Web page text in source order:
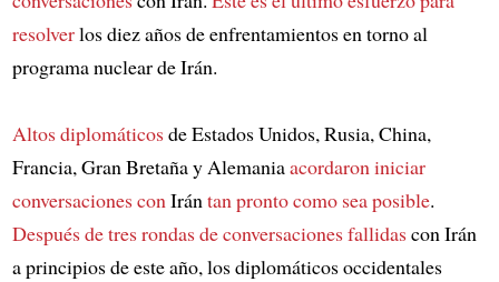
resolverlos diez años de enfrentamientos en torno al
programa nuclear de Irán.
Altos diplomáticosde Estados Unidos, Rusia, China,
Francia, Gran Bretaña y Alemaniaacordaron iniciar
conversaciones conIrántan pronto como sea posible.
Después de tres rondas de conversaciones fallidascon Irán
a principios de este año, los diplomáticos occidentales